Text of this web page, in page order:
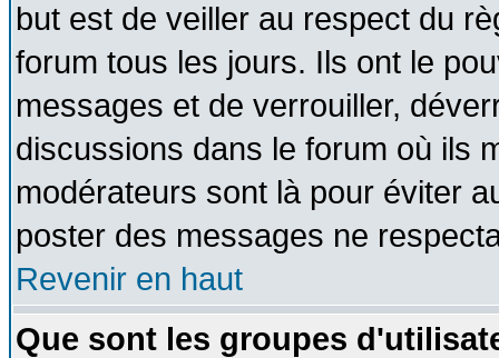
but est de veiller au respect du
forum tous les jours. Ils ont le
messages et de verrouiller,
discussions dans le forum où ils
modérateurs sont là pour éviter
poster des messages ne
Revenir en haut
Que sont les groupes